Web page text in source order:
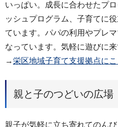
いっぱい。成長に合わせたプ
ッシュプログラム、子育てに
ています。パパの利用やプレ
なっています。気軽に遊びに来
→栄区地域子育て支援拠点にこ
親と子のつどいの広場
親子が気軽に立ち寄れてのん